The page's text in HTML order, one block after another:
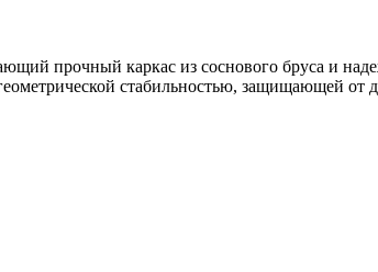
прочный каркас из соснового бруса и
стабильностью, защищающей от